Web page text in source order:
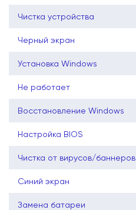
Чистка устройства
Черный экран
Установка Windows
Не работает
Восстановление Windows
Настройка BIOS
Чистка от вирусов/баннеров
Синий экран
Замена батареи